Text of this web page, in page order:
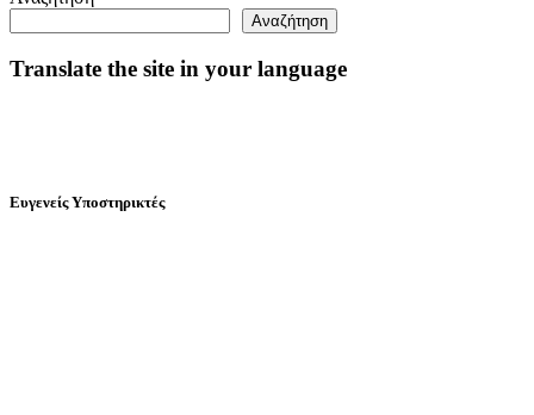
Μοιραστείτε
Αναζήτηση
Translate the site in your language
Ευγενείς Υποστηρικτές